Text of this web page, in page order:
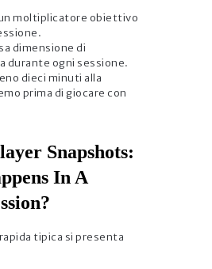
moltiplicatore obiettivo
dimensione di
durante ogni sessione.
dieci minuti alla
prima di giocare con
Snapshots:
In A
tipica si presenta